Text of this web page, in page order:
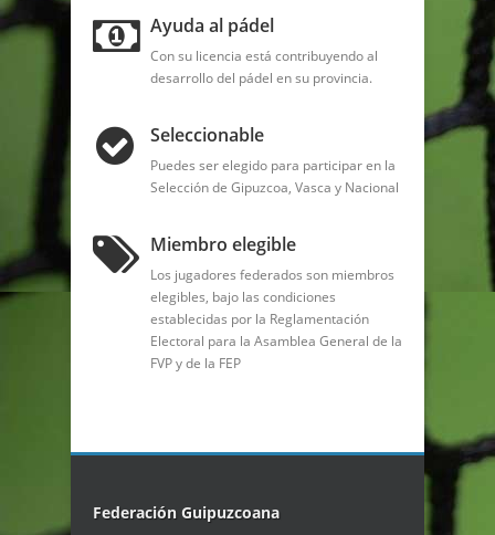
Ayuda al pádel
Con su licencia está contribuyendo al
desarrollo del pádel en su provincia.
Seleccionable
Puedes ser elegido para participar en la
Selección de Gipuzcoa, Vasca y Nacional
Miembro elegible
Los jugadores federados son miembros
elegibles, bajo las condiciones
establecidas por la Reglamentación
Electoral para la Asamblea General de la
FVP y de la FEP
Federación Guipuzcoana